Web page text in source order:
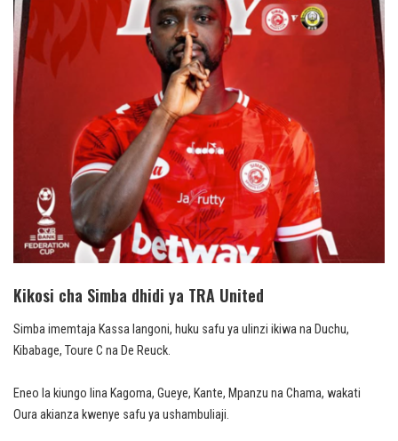
Kikosi cha Simba dhidi ya TRA United
Simba imemtaja Kassa langoni, huku safu ya ulinzi ikiwa na Duchu,
Kibabage, Toure C na De Reuck.
Eneo la kiungo lina Kagoma, Gueye, Kante, Mpanzu na Chama, wakati
Oura akianza kwenye safu ya ushambuliaji.